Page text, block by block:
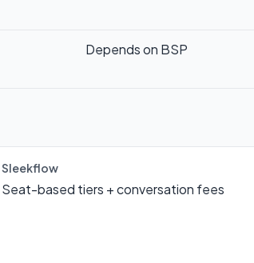
Depends on BSP
Sleekflow
Seat-based tiers + conversation fees